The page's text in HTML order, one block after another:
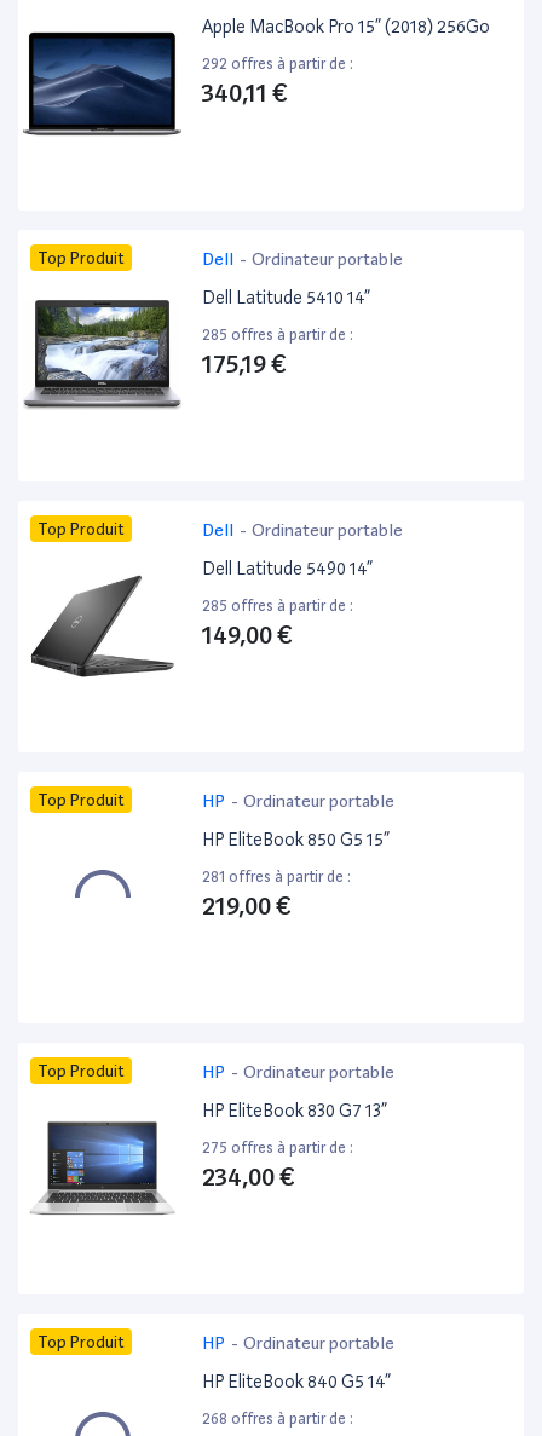
Apple MacBook Pro 15” (2018) 256Go
292 offres à partir de :
340,11 €
Top Produit Dell - Ordinateur portable
Dell Latitude 5410 14”
285 offres à partir de :
175,19 €
Top Produit Dell - Ordinateur portable
Dell Latitude 5490 14”
285 offres à partir de :
149,00 €
Top Produit HP - Ordinateur portable
HP EliteBook 850 G5 15”
281 offres à partir de :
219,00 €
Top Produit HP - Ordinateur portable
HP EliteBook 830 G7 13”
275 offres à partir de :
234,00 €
Top Produit HP - Ordinateur portable
HP EliteBook 840 G5 14”
268 offres à partir de :